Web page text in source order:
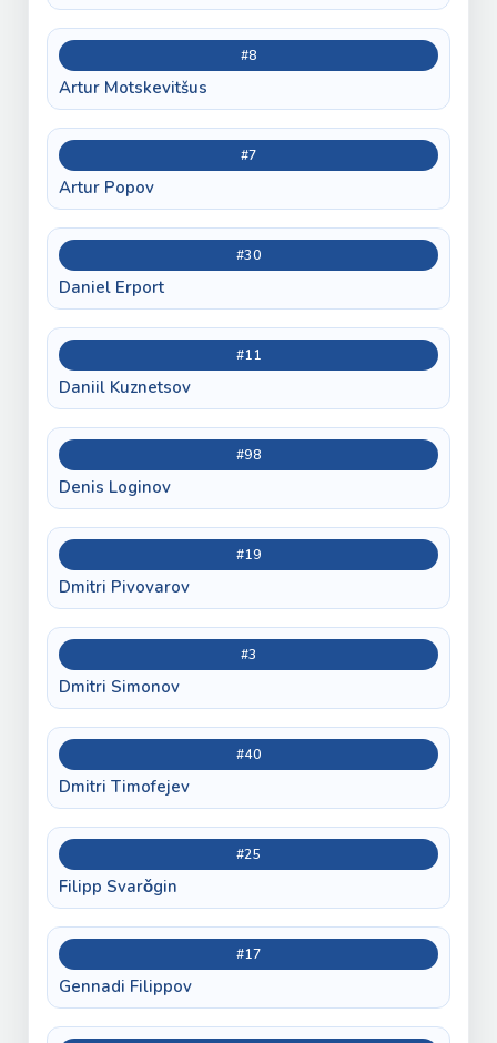
#8
Artur Motskevitšus
#7
Artur Popov
#30
Daniel Erport
#11
Daniil Kuznetsov
#98
Denis Loginov
#19
Dmitri Pivovarov
#3
Dmitri Simonov
#40
Dmitri Timofejev
#25
Filipp Svarǒgin
#17
Gennadi Filippov